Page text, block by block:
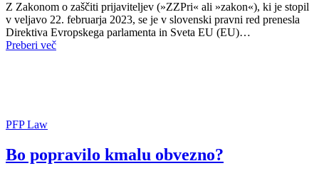
Z Zakonom o zaščiti prijaviteljev (»ZZPri« ali »zakon«), ki je stopil
v veljavo 22. februarja 2023, se je v slovenski pravni red prenesla
Direktiva Evropskega parlamenta in Sveta EU (EU)…
Preberi več
PFP Law
Bo popravilo kmalu obvezno?